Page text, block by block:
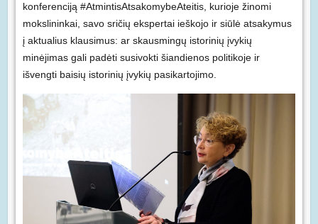
konferenciją #AtmintisAtsakomybeAteitis, kurioje žinomi
mokslininkai, savo sričių ekspertai ieškojo ir siūlė atsakymus
į aktualius klausimus: ar skausmingų istorinių įvykių
minėjimas gali padėti susivokti šiandienos politikoje ir
išvengti baisių istorinių įvykių pasikartojimo.